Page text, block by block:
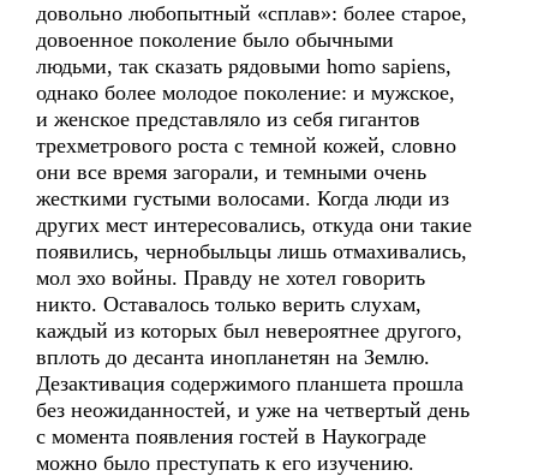
довольно любопытный «сплав»: более старое,
довоенное поколение было обычными
людьми, так сказать рядовыми homo sapiens,
однако более молодое поколение: и мужское,
и женское представляло из себя гигантов
трехметрового роста с темной кожей, словно
они все время загорали, и темными очень
жесткими густыми волосами. Когда люди из
других мест интересовались, откуда они такие
появились, чернобыльцы лишь отмахивались,
мол эхо войны. Правду не хотел говорить
никто. Оставалось только верить слухам,
каждый из которых был невероятнее другого,
вплоть до десанта инопланетян на Землю.
Дезактивация содержимого планшета прошла
без неожиданностей, и уже на четвертый день
с момента появления гостей в Наукограде
можно было преступать к его изучению.